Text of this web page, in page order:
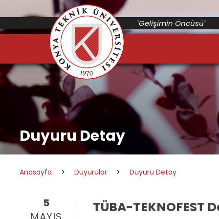
"Gelişimin Öncüsü"
Duyuru Detay
Anasayfa > Duyurular > Duyuru Detay
5
TÜBA-